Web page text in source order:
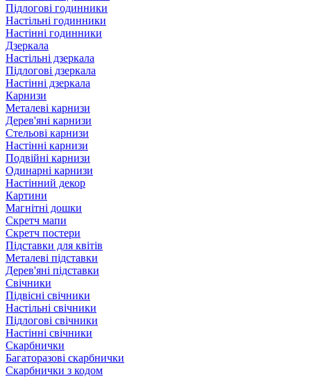
Підлогові годинники
Настільні годинники
Настінні годинники
Дзеркала
Настільні дзеркала
Підлогові дзеркала
Настінні дзеркала
Карнизи
Металеві карнизи
Дерев'яні карнизи
Стельові карнизи
Настінні карнизи
Подвійні карнизи
Одинарні карнизи
Настінний декор
Картини
Магнітні дошки
Скретч мапи
Скретч постери
Підставки для квітів
Металеві підставки
Дерев'яні підставки
Свічники
Підвісні свічники
Настільні свічники
Підлогові свічники
Настінні свічники
Скарбнички
Багаторазові скарбнички
Скарбнички з кодом